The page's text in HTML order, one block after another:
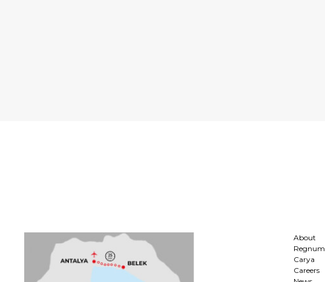
About
Regnum
Carya
Careers